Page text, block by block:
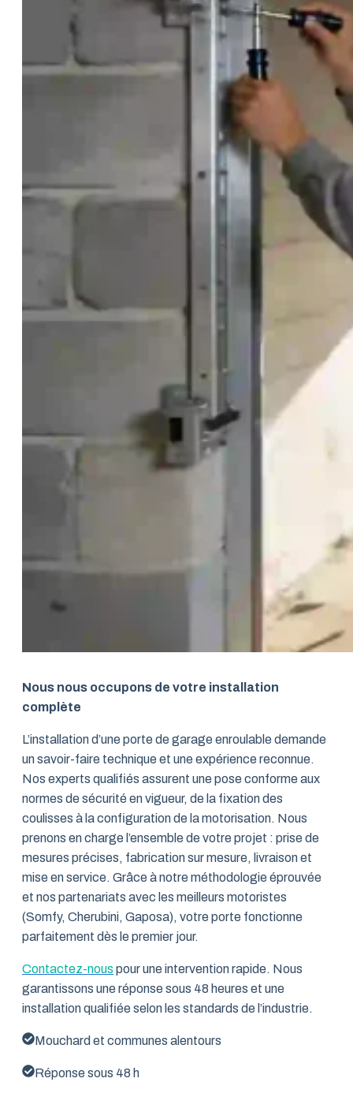
Nous nous occupons de votre installation
complète
L’installation d’une porte de garage enroulable demande
un savoir-faire technique et une expérience reconnue.
Nos experts qualifiés assurent une pose conforme aux
normes de sécurité en vigueur, de la fixation des
coulisses à la configuration de la motorisation. Nous
prenons en charge l’ensemble de votre projet : prise de
mesures précises, fabrication sur mesure, livraison et
mise en service. Grâce à notre méthodologie éprouvée
et nos partenariats avec les meilleurs motoristes
(Somfy, Cherubini, Gaposa), votre porte fonctionne
parfaitement dès le premier jour.
Contactez-nous pour une intervention rapide. Nous
garantissons une réponse sous 48 heures et une
installation qualifiée selon les standards de l’industrie.
Mouchard et communes alentours
Réponse sous 48 h